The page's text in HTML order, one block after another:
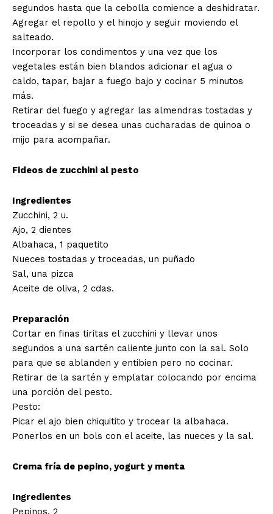
segundos hasta que la cebolla comience a deshidratar.
Agregar el repollo y el hinojo y seguir moviendo el
salteado.
Incorporar los condimentos y una vez que los
vegetales están bien blandos adicionar el agua o
caldo, tapar, bajar a fuego bajo y cocinar 5 minutos
más.
Retirar del fuego y agregar las almendras tostadas y
troceadas y si se desea unas cucharadas de quinoa o
mijo para acompañar.
Fideos de zucchini al pesto
Ingredientes
Zucchini, 2 u.
Ajo, 2 dientes
Albahaca, 1 paquetito
Nueces tostadas y troceadas, un puñado
Sal, una pizca
Aceite de oliva, 2 cdas.
Preparación
Cortar en finas tiritas el zucchini y llevar unos
segundos a una sartén caliente junto con la sal. Solo
para que se ablanden y entibien pero no cocinar.
Retirar de la sartén y emplatar colocando por encima
una porción del pesto.
Pesto:
Picar el ajo bien chiquitito y trocear la albahaca.
Ponerlos en un bols con el aceite, las nueces y la sal.
Crema fría de pepino, yogurt y menta
Ingredientes
Pepinos, 2